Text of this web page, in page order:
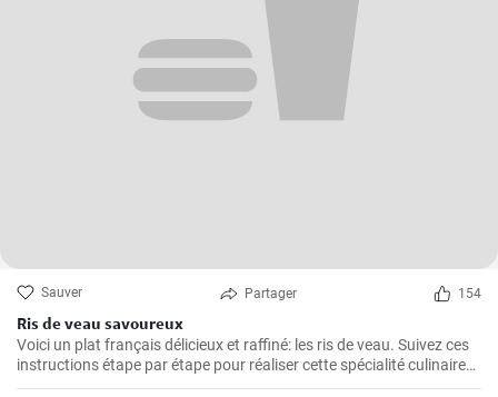
Sauver Partager 154
Ris de veau savoureux
Voici un plat français délicieux et raffiné: les ris de veau. Suivez ces
instructions étape par étape pour réaliser cette spécialité culinaire
française appréciée pour leur texture délicate et leur goût savoureux